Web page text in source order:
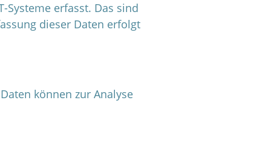
erfasst. Das sind
dieser Daten erfolgt
können zur Analyse